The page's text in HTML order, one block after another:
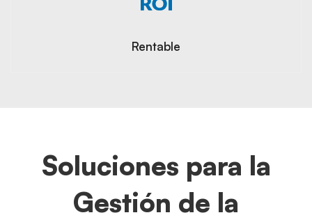
Rentable
Soluciones para la
Gestión de la